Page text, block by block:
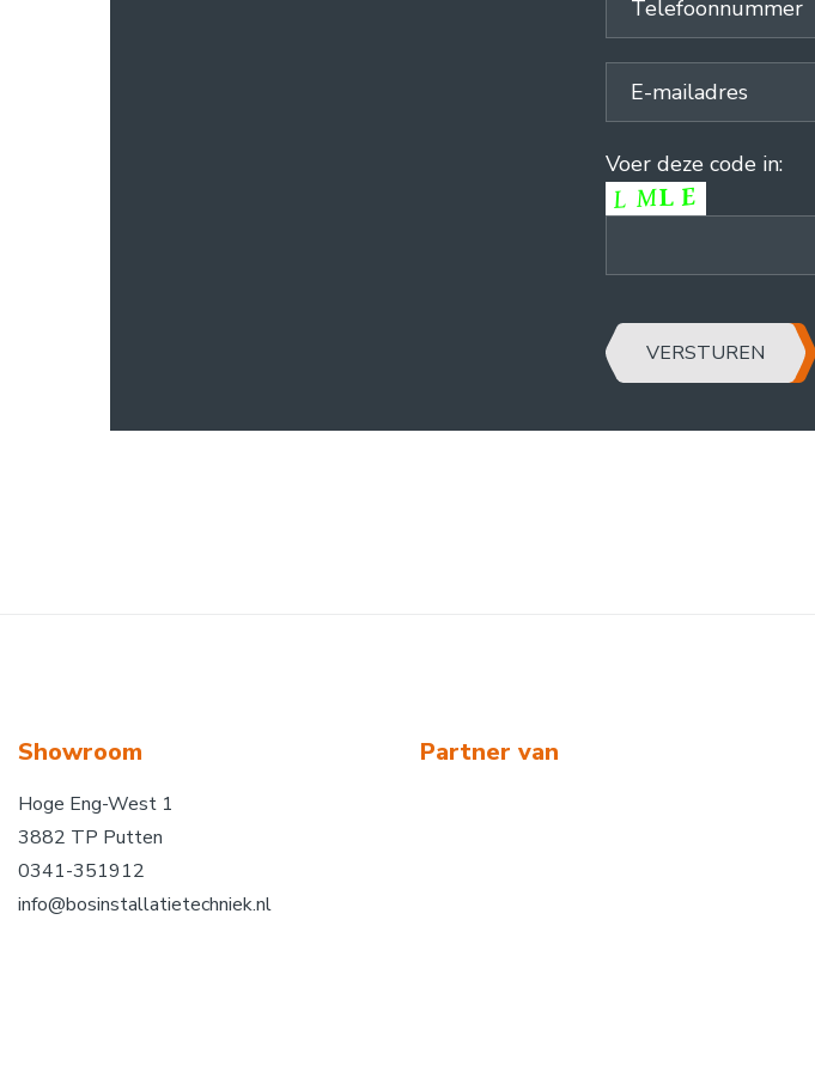
Voer deze code in:
VERSTUREN
Showroom
Hoge Eng-West 1
3882 TP Putten
0341-351912
info@bosinstallatietechniek.nl
Partner van